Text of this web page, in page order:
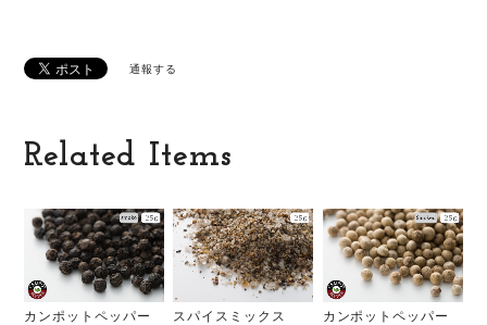
通報する
Related Items
カンポットペッパー
スパイスミックス
カンポットペッパー